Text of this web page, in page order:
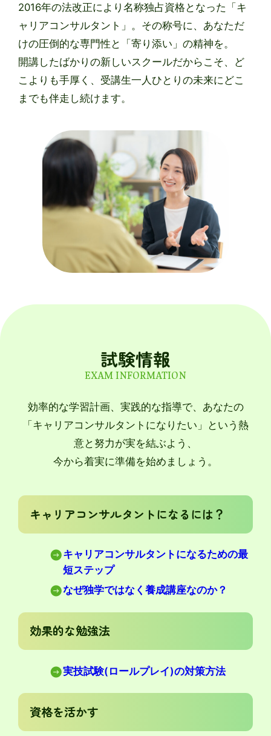
2016年の法改正により名称独占資格となった「キ
ャリアコンサルタント」。その称号に、あなただ
けの圧倒的な専門性と「寄り添い」の精神を。
開講したばかりの新しいスクールだからこそ、ど
こよりも手厚く、受講生一人ひとりの未来にどこ
までも伴走し続けます。
試験情報
EXAM INFORMATION
効率的な学習計画、実践的な指導で、あなたの
「キャリアコンサルタントになりたい」という熱
意と努力が実を結ぶよう、
今から着実に準備を始めましょう。
キャリアコンサルタントになるには？
キャリアコンサルタントになるための最
短ステップ
なぜ独学ではなく養成講座なのか？
効果的な勉強法
実技試験(ロールプレイ)の対策方法
資格を活かす